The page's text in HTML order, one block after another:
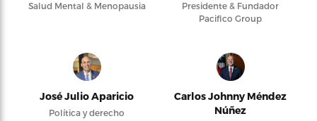
Salud Mental & Menopausia
Presidente & Fundador
Pacifico Group
José Julio Aparicio
Política y derecho
Carlos Johnny Méndez
Núñez